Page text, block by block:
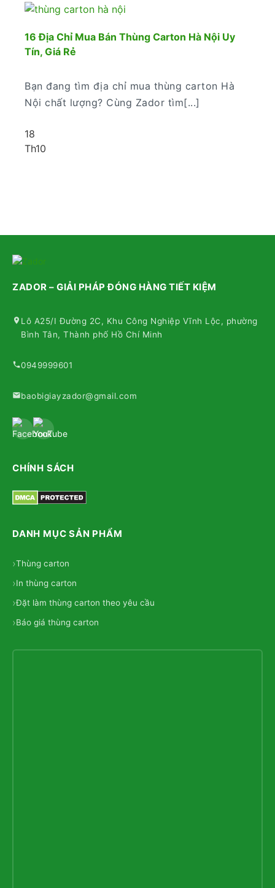
16 Địa Chỉ Mua Bán Thùng Carton Hà Nội Uy
Tín, Giá Rẻ
Bạn đang tìm địa chỉ mua thùng carton Hà
Nội chất lượng? Cùng Zador tìm[...]
18
Th10
ZADOR – GIẢI PHÁP ĐÓNG HÀNG TIẾT KIỆM
Lô A25/I Đường 2C, Khu Công Nghiệp Vĩnh Lộc, phường
Bình Tân, Thành phố Hồ Chí Minh
0949999601
baobigiayzador@gmail.com
CHÍNH SÁCH
DANH MỤC SẢN PHẨM
Thùng carton
In thùng carton
Đặt làm thùng carton theo yêu cầu
Báo giá thùng carton